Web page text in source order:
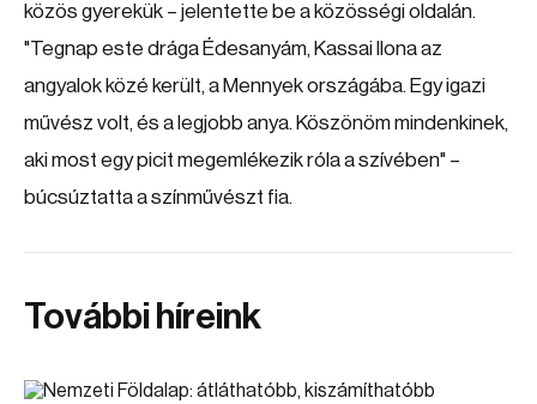
közös gyerekük – jelentette be a közösségi oldalán.
"Tegnap este drága Édesanyám, Kassai Ilona az
angyalok közé került, a Mennyek országába. Egy igazi
művész volt, és a legjobb anya. Köszönöm mindenkinek,
aki most egy picit megemlékezik róla a szívében" –
búcsúztatta a színművészt fia.
További híreink